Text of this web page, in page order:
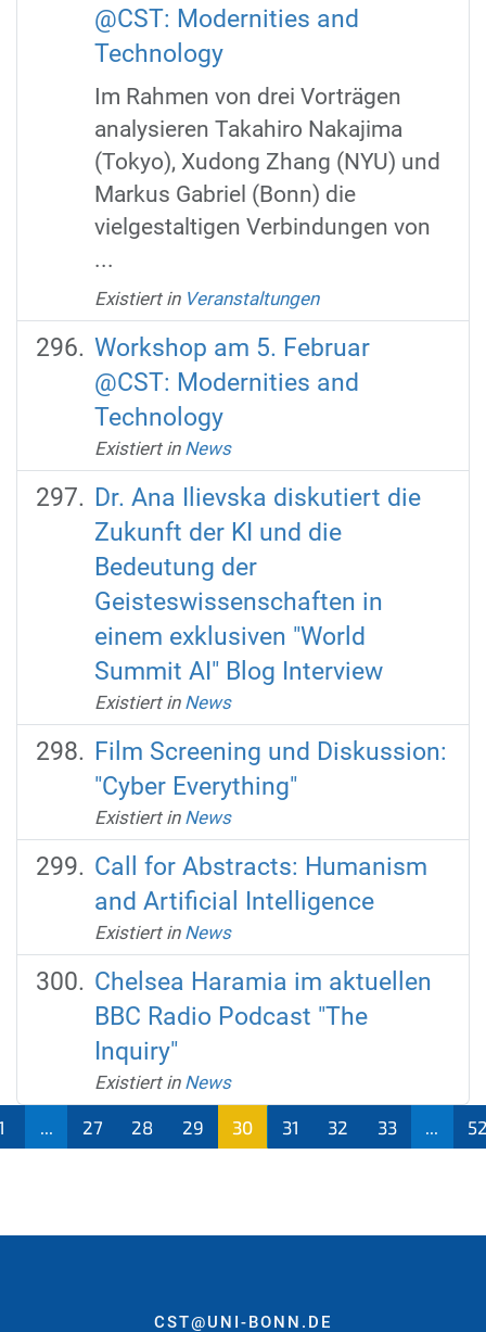
@CST: Modernities and
Technology
Im Rahmen von drei Vorträgen
analysieren Takahiro Nakajima
(Tokyo), Xudong Zhang (NYU) und
Markus Gabriel (Bonn) die
vielgestaltigen Verbindungen von
...
Existiert in Veranstaltungen
Workshop am 5. Februar
@CST: Modernities and
Technology
Existiert in News
Dr. Ana Ilievska diskutiert die
Zukunft der KI und die
Bedeutung der
Geisteswissenschaften in
einem exklusiven "World
Summit AI" Blog Interview
Existiert in News
Film Screening und Diskussion:
"Cyber Everything"
Existiert in News
Call for Abstracts: Humanism
and Artificial Intelligence
Existiert in News
Chelsea Haramia im aktuellen
BBC Radio Podcast "The
Inquiry"
Existiert in News
27 28 29
30
31 32 33
CST@UNI-BONN.DE